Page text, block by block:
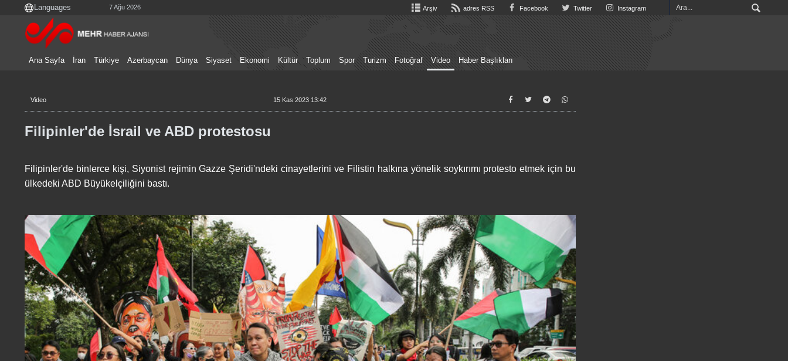
7 Ağu 2026 Arşiv adres RSS Facebook Twitter Instagram
Ana Sayfa İran Türkiye Azerbaycan Dünya Siyaset Ekonomi Kültür Toplum Spor Turizm Fotoğraf Video Haber Başlıkları
Video 15 Kas 2023 13:42
Filipinler'de İsrail ve ABD protestosu
Filipinler'de binlerce kişi, Siyonist rejimin Gazze Şeridi'ndeki cinayetlerini ve Filistin halkına yönelik soykırımı protesto etmek için bu
ülkedeki ABD Büyükelçiliğini bastı.